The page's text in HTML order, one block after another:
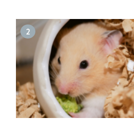
でしょうか...